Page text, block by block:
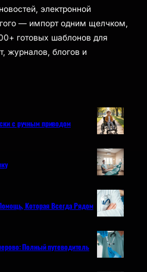
электронной
— импорт одним щелчком,
готовых шаблонов для
журналов, блогов и
с ручным приводом
Которая Всегда Рядом
Полный путеводитель